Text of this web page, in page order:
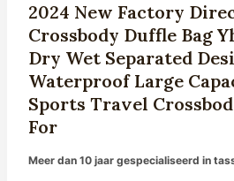
2024 New Factory
Crossbody Duffle Bag
Dry Wet Separated
Waterproof Large
Sports Travel
For
Meer dan 10 jaar gespecialiseerd in